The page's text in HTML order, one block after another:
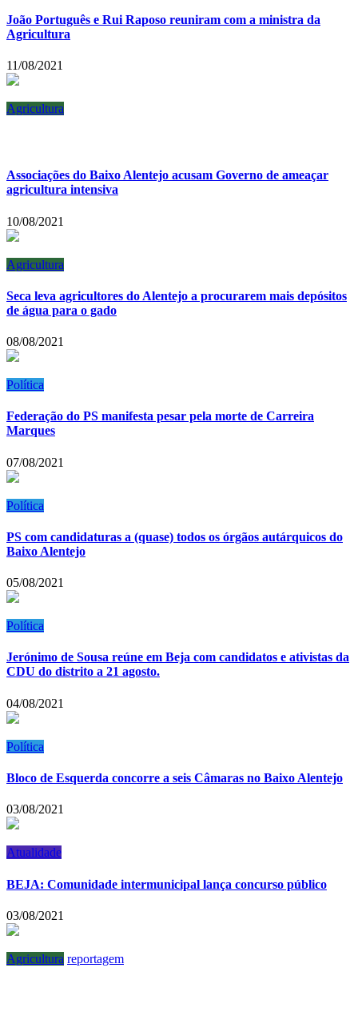
João Português e Rui Raposo reuniram com a ministra da
Agricultura
11/08/2021
Agricultura
Associações do Baixo Alentejo acusam Governo de ameaçar
agricultura intensiva
10/08/2021
Agricultura
Seca leva agricultores do Alentejo a procurarem mais depósitos
de água para o gado
08/08/2021
Política
Federação do PS manifesta pesar pela morte de Carreira
Marques
07/08/2021
Política
PS com candidaturas a (quase) todos os órgãos autárquicos do
Baixo Alentejo
05/08/2021
Política
Jerónimo de Sousa reúne em Beja com candidatos e ativistas da
CDU do distrito a 21 agosto.
04/08/2021
Política
Bloco de Esquerda concorre a seis Câmaras no Baixo Alentejo
03/08/2021
Atualidade
BEJA: Comunidade intermunicipal lança concurso público
03/08/2021
Agricultura reportagem